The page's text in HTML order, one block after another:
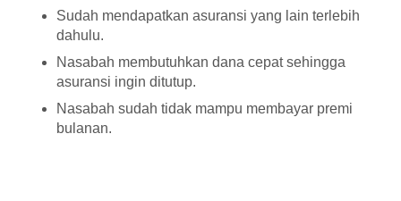
Sudah mendapatkan asuransi yang lain terlebih
dahulu.
Nasabah membutuhkan dana cepat sehingga
asuransi ingin ditutup.
Nasabah sudah tidak mampu membayar premi
bulanan.